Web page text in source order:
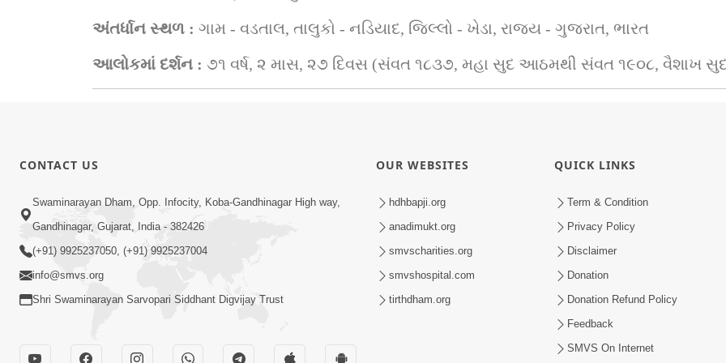
અંતર્ધાન સ્થળ : ગામ - વડતાલ, તાલુકો - નડિયાદ, જિલ્લો - ખેડા, રાજ્ય - ગુજરાત, ભારત
આલોકમાં દર્શન : ૭૧ વર્ષ, ૨ માસ, ૨૭ દિવસ (સંવત ૧૮૩૭, મહા સુદ આઠમથી સંવત ૧૯૦૮, વૈશાખ
CONTACT US
Swaminarayan Dham, Opp. Infocity, Koba-Gandhinagar High way,
Gandhinagar, Gujarat, India - 382426
(+91) 9925237050, (+91) 9925237004
info@smvs.org
Shri Swaminarayan Sarvopari Siddhant Digvijay Trust
OUR WEBSITES
hdhbapji.org
anadimukt.org
smvscharities.org
smvshospital.com
tirthdham.org
QUICK LINKS
Term & Condition
Privacy Policy
Disclaimer
Donation
Donation Refund Policy
Feedback
SMVS On Internet